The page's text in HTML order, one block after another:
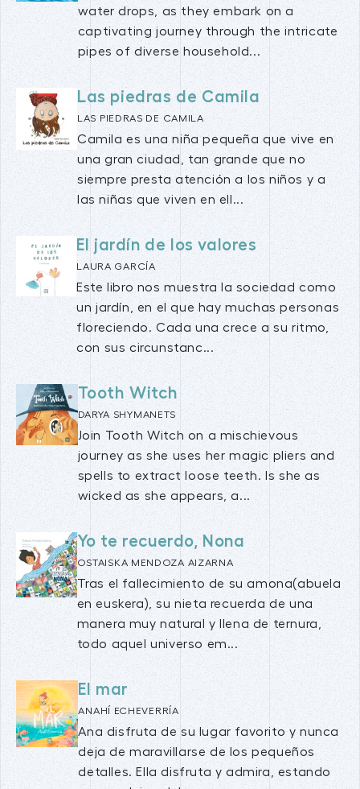
water drops, as they embark on a
captivating journey through the intricate
pipes of diverse household...
Las piedras de Camila
LAS PIEDRAS DE CAMILA
Camila es una niña pequeña que vive en
una gran ciudad, tan grande que no
siempre presta atención a los niños y a
las niñas que viven en ell...
El jardín de los valores
LAURA GARCÍA
Este libro nos muestra la sociedad como
un jardín, en el que hay muchas personas
floreciendo. Cada una crece a su ritmo,
con sus circunstanc...
Tooth Witch
DARYA SHYMANETS
Join Tooth Witch on a mischievous
journey as she uses her magic pliers and
spells to extract loose teeth. Is she as
wicked as she appears, a...
Yo te recuerdo, Nona
OSTAISKA MENDOZA AIZARNA
Tras el fallecimiento de su amona(abuela
en euskera), su nieta recuerda de una
manera muy natural y llena de ternura,
todo aquel universo em...
El mar
ANAHÍ ECHEVERRÍA
Ana disfruta de su lugar favorito y nunca
deja de maravillarse de los pequeños
detalles. Ella disfruta y admira, estando